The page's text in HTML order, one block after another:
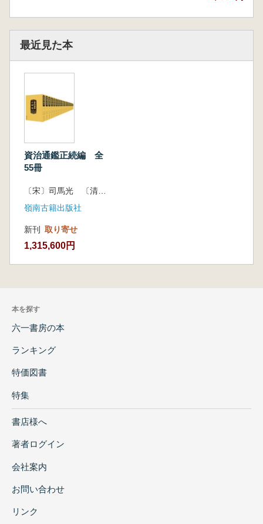
昕・邵晋涵・章学誠・洪亮吉・黄仲則らによっ
て編纂されました。梁啓超はこの書を高く評価
続編はすべて不要となった」と述べています。
『資治通鑑』の唯一の正統な続編と見なされ、
「正続編」と総称されています。
最近見た本
資治通鑑正続編 全
55冊
嶺南古籍出版社
新刊 取り寄せ
1,315,600円
本を探す
六一書房の本
ランキング
特価図書
特集
書店様へ
著者ログイン
会社案内
お問い合わせ
リンク